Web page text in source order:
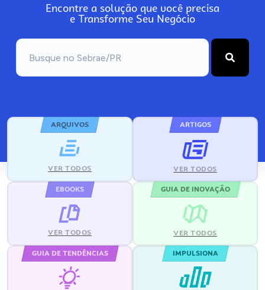
Encontre a solução que você precisa
e Transforme Seu Negócio
ARQUIVOS
VER TODOS
ARTIGOS
VER TODOS
EBOOKS
VER TODOS
GUIA DE INOVAÇÃO
VER TODOS
GUIA DE TENDÊNCIAS IMPULSIONA